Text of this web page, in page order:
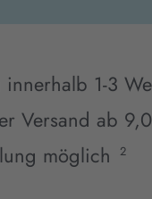
innerhalb 1-3
Versand ab
möglich 2